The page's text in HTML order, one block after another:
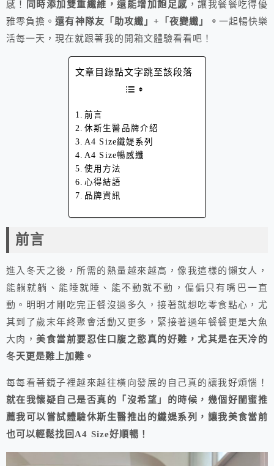
感！
同時添加雙重纖維，還能增加飽足感 ，讓我餐餐吃得優
雅零負擔。還有神隊友「助攻纖」+「夜變纖」。 一起暢快樂
活每一天，現在就跟著我的開箱文體驗看看吧！
文章目錄點文字跳至該段落
前言
休斯生醫品牌介紹
A4 Size纖媞系列
A4 Size暢感纖
使用方法
心得結語
品牌資訊
前言
進入冬天之後，所需的熱量越來越高，像我這樣的懶女人，
能躺就躺、能睡就睡、能不動就不動，偏偏只有嘴巴一直
動。明明才剛吃完正餐沒過多久，接著就想吃零食點心，尤
其到了歲末年終聚會活動又更多，緊接著過年餐餐更是大魚
大肉，美食當前要忍住口腹之慾真的好難，尤其是在天冷的
冬天更是難上加難。
每每看著鏡子裡越來越往橫向發展的自己真的讓我好煩惱！
就在我懷疑自己是否真的「沒希望」的時候，幾個好閨蜜推
薦我可以嘗試體驗休斯生醫推出的纖媞系列，讓我美食當前
也可以輕鬆找回A4 Size好順暢！